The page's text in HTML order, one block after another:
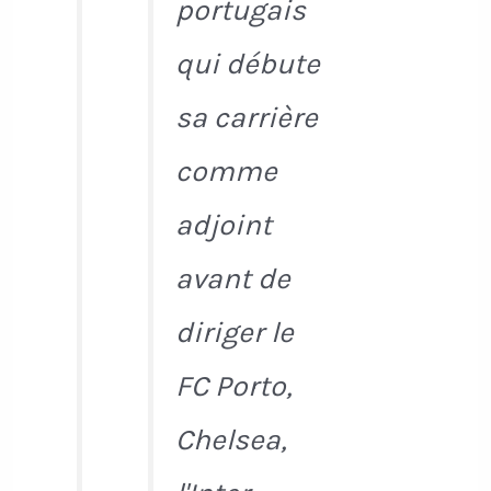
portugais
qui débute
sa carrière
comme
adjoint
avant de
diriger le
FC Porto,
Chelsea,